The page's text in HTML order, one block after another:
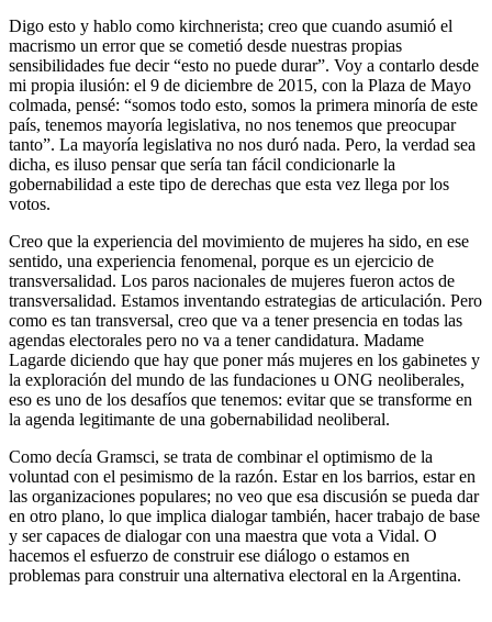
Digo esto y hablo como kirchnerista; creo que cuando asumió el
macrismo un error que se cometió desde nuestras propias
sensibilidades fue decir “esto no puede durar”. Voy a contarlo desde
mi propia ilusión: el 9 de diciembre de 2015, con la Plaza de Mayo
colmada, pensé: “somos todo esto, somos la primera minoría de este
país, tenemos mayoría legislativa, no nos tenemos que preocupar
tanto”. La mayoría legislativa no nos duró nada. Pero, la verdad sea
dicha, es iluso pensar que sería tan fácil condicionarle la
gobernabilidad a este tipo de derechas que esta vez llega por los
votos.
Creo que la experiencia del movimiento de mujeres ha sido, en ese
sentido, una experiencia fenomenal, porque es un ejercicio de
transversalidad. Los paros nacionales de mujeres fueron actos de
transversalidad. Estamos inventando estrategias de articulación. Pero
como es tan transversal, creo que va a tener presencia en todas las
agendas electorales pero no va a tener candidatura. Madame
Lagarde diciendo que hay que poner más mujeres en los gabinetes y
la exploración del mundo de las fundaciones u ONG neoliberales,
eso es uno de los desafíos que tenemos: evitar que se transforme en
la agenda legitimante de una gobernabilidad neoliberal.
Como decía Gramsci, se trata de combinar el optimismo de la
voluntad con el pesimismo de la razón. Estar en los barrios, estar en
las organizaciones populares; no veo que esa discusión se pueda dar
en otro plano, lo que implica dialogar también, hacer trabajo de base
y ser capaces de dialogar con una maestra que vota a Vidal. O
hacemos el esfuerzo de construir ese diálogo o estamos en
problemas para construir una alternativa electoral en la Argentina.